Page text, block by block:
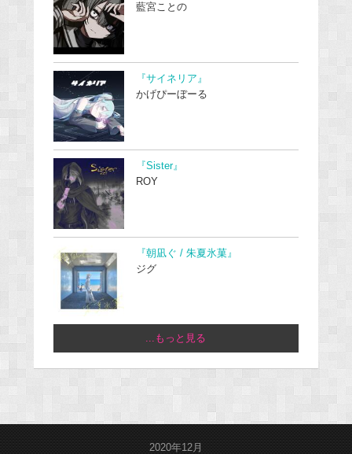
藍宮ことの
『サイネリア』
かげぴーぼーる
『Sister』
ROY
『朝凪ぐ / 朱夏氷菓』
ジグ
...もっと見る
2020年12月